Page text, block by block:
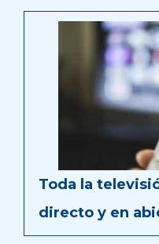
Toda la
directo y en